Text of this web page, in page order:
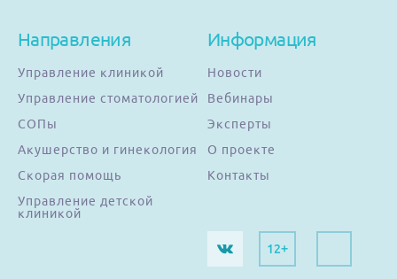
Направления
Управление клиникой
Управление стоматологией
СОПы
Акушерство и гинекология
Скорая помощь
Управление детской
клиникой
Информация
Новости
Вебинары
Эксперты
О проекте
Контакты
12+